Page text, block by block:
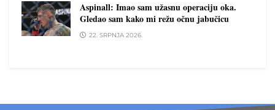
Aspinall: Imao sam užasnu operaciju oka.
Gledao sam kako mi režu očnu jabučicu
22. SRPNJA 2026.